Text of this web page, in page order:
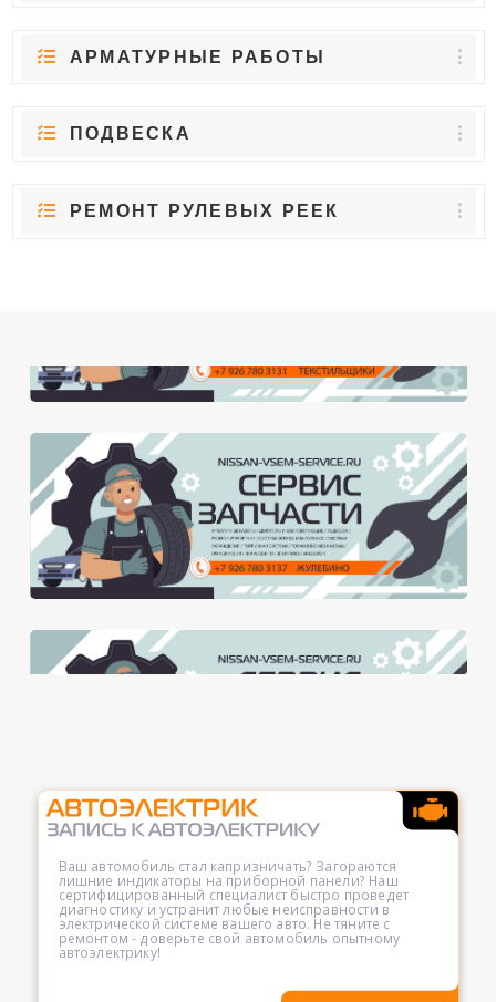
АРМАТУРНЫЕ РАБОТЫ
ПОДВЕСКА
РЕМОНТ РУЛЕВЫХ РЕЕК
Ваш автомобиль стал капризничать? Загораются
лишние индикаторы на приборной панели? Наш
сертифицированный специалист быстро проведет
диагностику и устранит любые неисправности в
электрической системе вашего авто. Не тяните с
ремонтом - доверьте свой автомобиль опытному
автоэлектрику!